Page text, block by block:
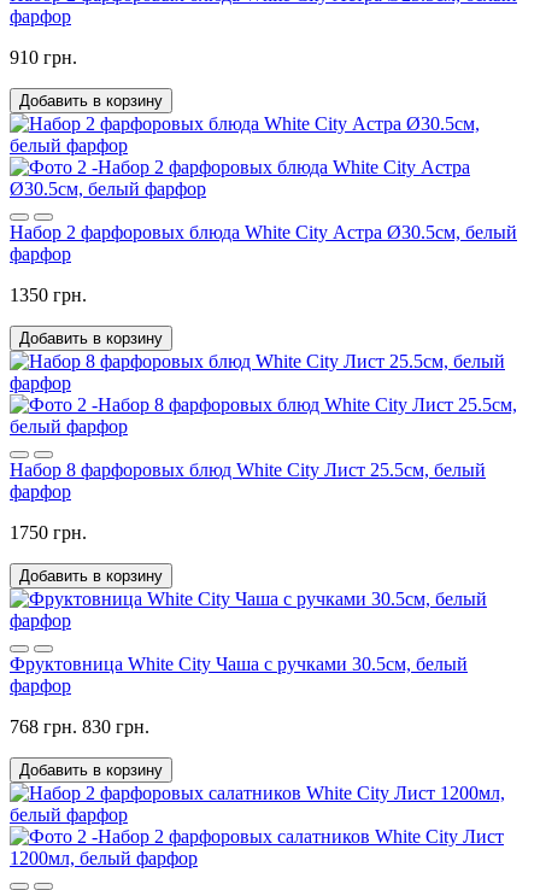
фарфор
910 грн.
Добавить в корзину
Набор 2 фарфоровых блюда White City Астра Ø30.5см, белый
фарфор
1350 грн.
Добавить в корзину
Набор 8 фарфоровых блюд White City Лист 25.5см, белый
фарфор
1750 грн.
Добавить в корзину
Фруктовница White City Чаша с ручками 30.5см, белый
фарфор
768 грн. 830 грн.
Добавить в корзину